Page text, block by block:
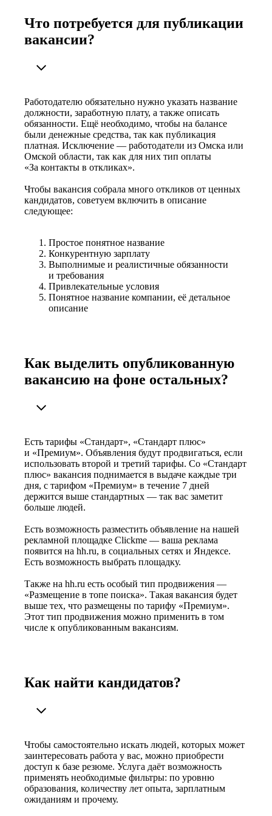
Что потребуется для публикации
вакансии?
Работодателю обязательно нужно указать название
должности, заработную плату, а также описать
обязанности. Ещё необходимо, чтобы на балансе
были денежные средства, так как публикация
платная. Исключение — работодатели из Омска или
Омской области, так как для них тип оплаты
«За контакты в откликах».
Чтобы вакансия собрала много откликов от ценных
кандидатов, советуем включить в описание
следующее:
Простое понятное название
Конкурентную зарплату
Выполнимые и реалистичные обязанности
и требования
Привлекательные условия
Понятное название компании, её детальное
описание
Как выделить опубликованную
вакансию на фоне остальных?
Есть тарифы «Стандарт», «Стандарт плюс»
и «Премиум». Объявления будут продвигаться, если
использовать второй и третий тарифы. Со «Стандарт
плюс» вакансия поднимается в выдаче каждые три
дня, с тарифом «Премиум» в течение 7 дней
держится выше стандартных — так вас заметит
больше людей.
Есть возможность разместить объявление на нашей
рекламной площадке Clickme — ваша реклама
появится на hh.ru, в социальных сетях и Яндексе.
Есть возможность выбрать площадку.
Также на hh.ru есть особый тип продвижения —
«Размещение в топе поиска». Такая вакансия будет
выше тех, что размещены по тарифу «Премиум».
Этот тип продвижения можно применить в том
числе к опубликованным вакансиям.
Как найти кандидатов?
Чтобы самостоятельно искать людей, которых может
заинтересовать работа у вас, можно приобрести
доступ к базе резюме. Услуга даёт возможность
применять необходимые фильтры: по уровню
образования, количеству лет опыта, зарплатным
ожиданиям и прочему.